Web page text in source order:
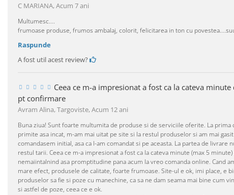
C MARIANA,Acum 7 ani
Multumesc....
frumoase produse, frumos ambalaj, colorit, felicitarea in ton cu
Raspunde
A fost util acest review?
Ceea ce m-a impresionat a fost ca la cateva
pt confirmare
Avram Alina, Targoviste,Acum 12 ani
Buna ziua! Sunt foarte multumita de produse si de serviciile oferite. La
primite asa incat, m-am mai uitat pe site si la restul produselor si am mai
comandasem initial, asa ca l-am comandat si pe aceasta. La partea de
restul tarii. Ceea ce m-a impresionat a fost ca la cateva minute (max 5
nemaiintalnind asa promptitudine pana acum la vreo comanda online. Cand
mare efect, produsele de calitate, foarte frumoase. Site-ul e ok, imi place, e
produselor sa fie si poze cu manechine, ca sa ne dam seama mai bine cum
si astfel de poze, ceea ce e ok.